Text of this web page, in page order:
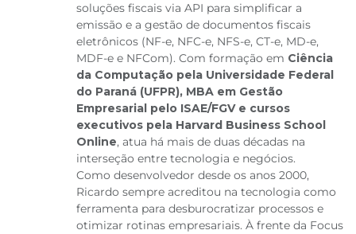
soluções fiscais via API para simplificar a
emissão e a gestão de documentos fiscais
eletrônicos (NF-e, NFC-e, NFS-e, CT-e, MD-e,
MDF-e e NFCom). Com formação em Ciência
da Computação pela Universidade Federal
do Paraná (UFPR), MBA em Gestão
Empresarial pelo ISAE/FGV e cursos
executivos pela Harvard Business School
Online, atua há mais de duas décadas na
interseção entre tecnologia e negócios.
Como desenvolvedor desde os anos 2000,
Ricardo sempre acreditou na tecnologia como
ferramenta para desburocratizar processos e
otimizar rotinas empresariais. À frente da Focus